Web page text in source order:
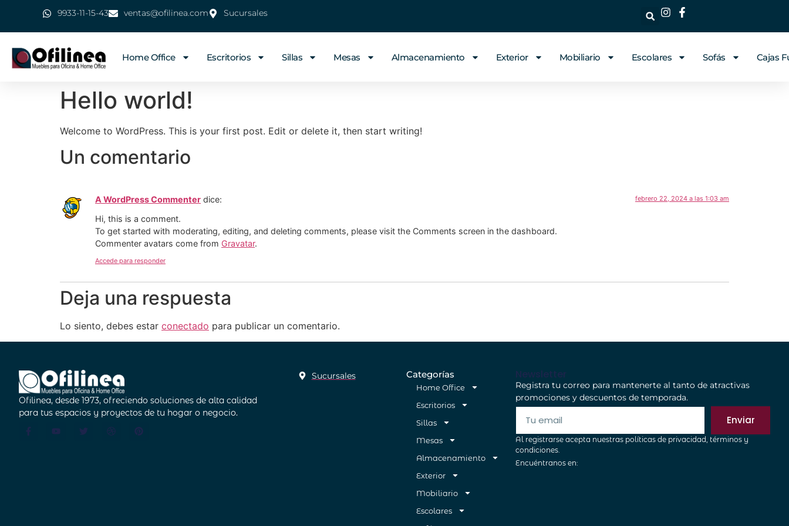
9933-11-15-43 ventas@ofilinea.com Sucursales
Home Office Escritorios Sillas Mesas Almacenamiento Exterior Mobiliario Escolares Sofás Cajas
Hello world!
Welcome to WordPress. This is your first post. Edit or delete it, then start writing!
Un comentario
A WordPress Commenter dice: febrero 22, 2024 a las 1:03 am
Hi, this is a comment.
To get started with moderating, editing, and deleting comments, please visit the Comments screen in the dashboard.
Commenter avatars come from Gravatar.
Accede para responder
Deja una respuesta
Lo siento, debes estar conectado para publicar un comentario.
Ofilinea, desde 1973, ofreciendo soluciones de alta calidad
para tus espacios y proyectos de tu hogar o negocio.
Sucursales Categorías
Home Office
Escritorios
Sillas
Mesas
Almacenamiento
Exterior
Mobiliario
Escolares
Newsletter
Registra tu correo para mantenerte al tanto de atractivas
promociones y descuentos de temporada.
Enviar
Al registrarse acepta nuestras políticas de privacidad, términos y
condiciones.
Encuéntranos en: